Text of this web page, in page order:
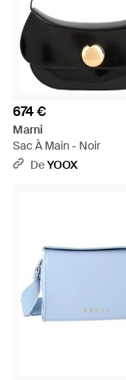
674 €
Marni
Sac À Main - Noir
DeYOOX